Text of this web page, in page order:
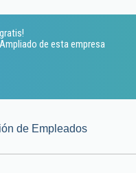
de esta empresa
de Empleados